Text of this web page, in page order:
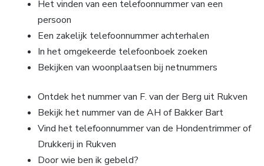
Het vinden van een telefoonnummer van een
persoon
Een zakelijk telefoonnummer achterhalen
In het omgekeerde telefoonboek zoeken
Bekijken van woonplaatsen bij netnummers
Ontdek het nummer van F. van der Berg uit Rukven
Bekijk het nummer van de AH of Bakker Bart
Vind het telefoonnummer van de Hondentrimmer of
Drukkerij in Rukven
Door wie ben ik gebeld?